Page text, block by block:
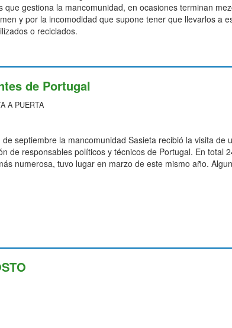
gestiona la mancomunidad, en ocasiones terminan
y por la incomodidad que supone tener que llevarlos a
o reciclados.
de Portugal
A PUERTA
de septiembre la mancomunidad Sasieta recibió la visita de
de responsables políticos y técnicos de Portugal. En total
numerosa, tuvo lugar en marzo de este mismo año.